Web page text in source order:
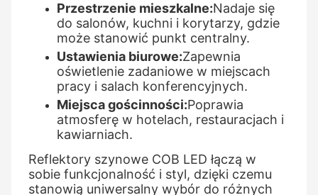
Przestrzenie mieszkalne:Nadaje się
do salonów, kuchni i korytarzy, gdzie
może stanowić punkt centralny.
Ustawienia biurowe:Zapewnia
oświetlenie zadaniowe w miejscach
pracy i salach konferencyjnych.
Miejsca gościnności:Poprawia
atmosferę w hotelach, restauracjach i
kawiarniach.
Reflektory szynowe COB LED łączą w
sobie funkcjonalność i styl, dzięki czemu
stanowią uniwersalny wybór do różnych